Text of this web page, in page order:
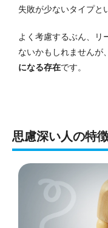
失敗が少ないタイプと
よく考慮するぶん、リ
ないかもしれませんが
になる存在です。
思慮深い人の特